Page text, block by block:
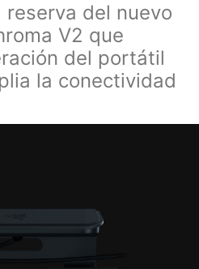
reserva del nuevo
V2 que
del portátil
la conectividad